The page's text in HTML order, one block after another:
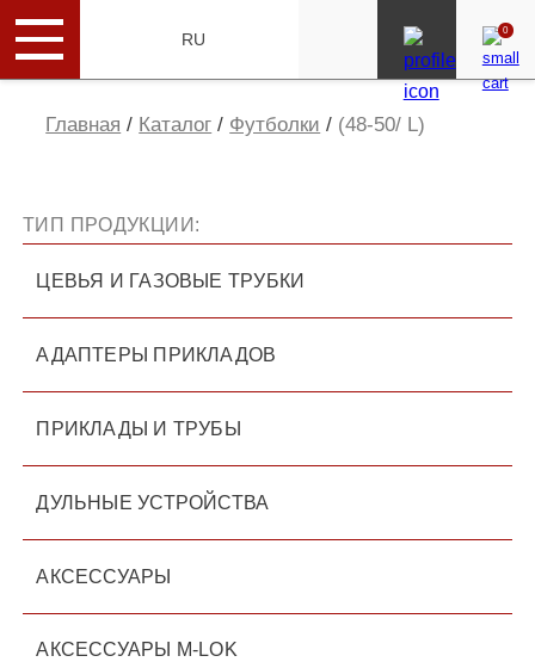
RU
ENG 0
Главная / Каталог / Футболки / (48-50/ L)
ТИП ПРОДУКЦИИ:
ЦЕВЬЯ И ГАЗОВЫЕ ТРУБКИ
АДАПТЕРЫ ПРИКЛАДОВ
ПРИКЛАДЫ И ТРУБЫ
ДУЛЬНЫЕ УСТРОЙСТВА
АКСЕССУАРЫ
АКСЕССУАРЫ M-LOK